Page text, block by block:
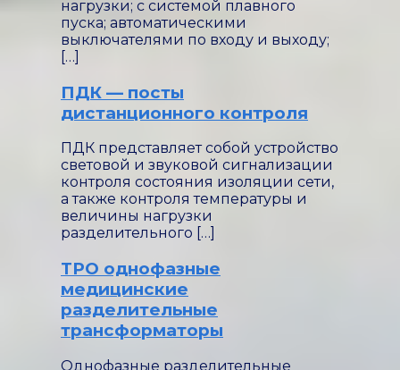
«Энергозащитные
системы»
распределённым
зазором и медные
обмотки, что
значительно снизить
потери мощности.
нагрузки; с системой плавного
пуска; автоматическими
выключателями по входу и выходу;
[…]
ПДК — посты
дистанционного контроля
ПДК представляет собой устройство
световой и звуковой сигнализации
контроля состояния изоляции сети,
а также контроля температуры и
величины нагрузки
разделительного […]
ТРО однофазные
медицинские
разделительные
трансформаторы
Однофазные разделительные